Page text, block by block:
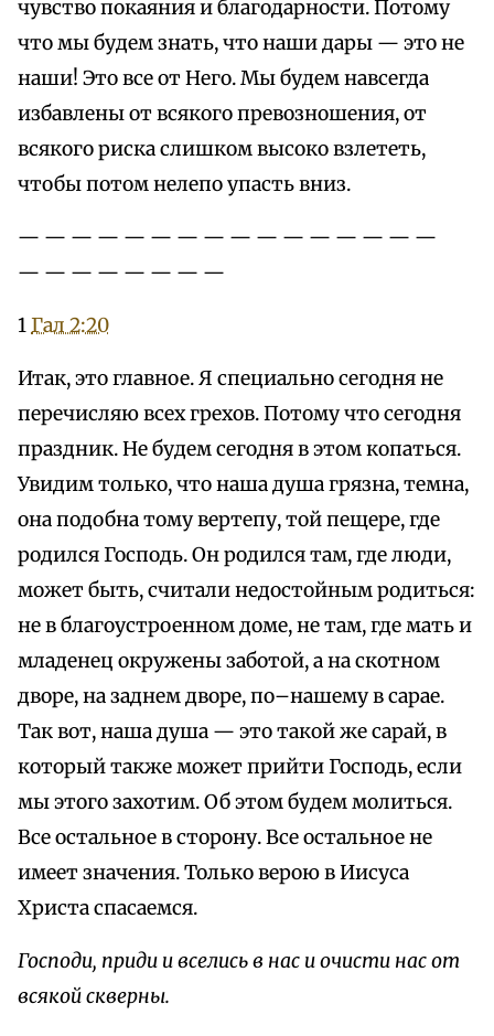
чувство покаяния и благодарности. Потому
что мы будем знать, что наши дары — это не
наши! Это все от Него. Мы будем навсегда
избавлены от всякого превозношения, от
всякого риска слишком высоко взлететь,
чтобы потом нелепо упасть вниз.
— — — — — — — — — — — — — — — —
— — — — — — — —
1Гал 2:20
Итак, это главное. Я специально сегодня не
перечисляю всех грехов. Потому что сегодня
праздник. Не будем сегодня в этом копаться.
Увидим только, что наша душа грязна, темна,
она подобна тому вертепу, той пещере, где
родился Господь. Он родился там, где люди,
может быть, считали недостойным родиться:
не в благоустроенном доме, не там, где мать и
младенец окружены заботой, а на скотном
дворе, на заднем дворе, по–нашему в сарае.
Так вот, наша душа — это такой же сарай, в
который также может прийти Господь, если
мы этого захотим. Об этом будем молиться.
Все остальное в сторону. Все остальное не
имеет значения. Только верою в Иисуса
Христа спасаемся.
Господи, приди и вселись в нас и очисти нас от
всякой скверны.